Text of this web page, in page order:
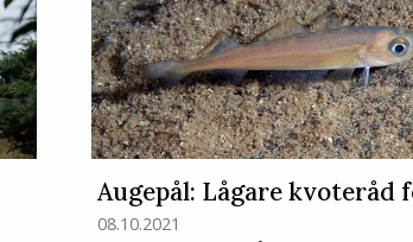
Augepål: Lågare kvoteråd
08.10.2021